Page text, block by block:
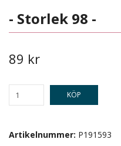
- Storlek 98 -
89 kr
KÖP
Artikelnummer: P191593